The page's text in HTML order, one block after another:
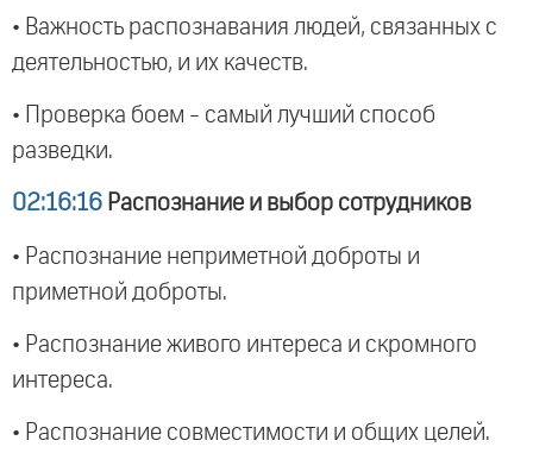
• Важность распознавания людей, связанных с
деятельностью, и их качеств.
• Проверка боем - самый лучший способ
разведки.
02:16:16 Распознание и выбор сотрудников
• Распознание неприметной доброты и
приметной доброты.
• Распознание живого интереса и скромного
интереса.
• Распознание совместимости и общих целей.